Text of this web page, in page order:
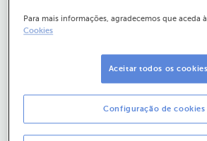
Portugal e
No Serviço de Banca à
ver as minhas contas de
Para mais informações, agradecemos que aceda
Cookies
Configuração de cookies
Aceitar todos os cookies